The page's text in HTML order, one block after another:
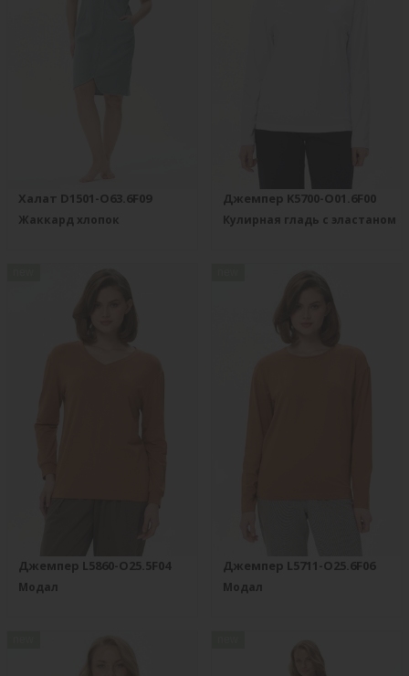
Халат D1501-O63.6F09
Жаккард хлопок
Джемпер K5700-O01.6F00
Кулирная гладь с эластаном
Джемпер L5860-O25.5F04
Модал
Джемпер L5711-O25.6F06
Модал